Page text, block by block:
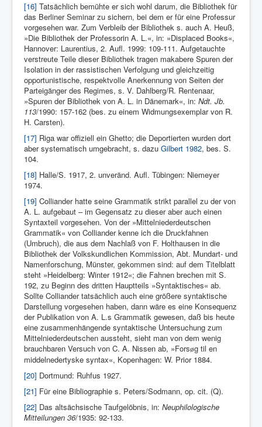
[16] Tatsächlich bemühte er sich wohl darum, die Bibliothek für
das Berliner Seminar zu sichern, bei dem er für eine Professur
vorgesehen war. Zum Verbleib der Bibliothek s. auch A. Heuß,
»Die Bibliothek der Professorin A. L.«, in: »Displaced Books«,
Hannover: Laurentius, 2. Aufl. 1999: 109-111. Aufgetauchte
verstreute Teile dieser Bibliothek tragen makabere Spuren der
Isolation in der rassistischen Verfolgung und gleichzeitig
opportunistische, respektvolle Anerkennung von Seiten der
Parteigänger des Regimes, s. V. Dahlberg/R. Rentenaar,
»Spuren der Bibliothek von A. L. in Däne­mark«, in: Ndt. Jb.
113/1990: 157-162 (bes. zu einem Widmungsexem­plar von R.
H. Carsten).
[17] Riga war offiziell ein Ghetto; die Deportierten wurden dort
aber systematisch umgebracht, s. dazu Gilbert 1982, bes. S.
104.
[18] Halle/S. 1917, 2. unveränd. Auf­l. Tübingen: Niemeyer
1974.
[19] Colliander hatte seine Grammatik strikt parallel zu der von
A. L. aufgebaut – im Gegensatz zu dieser aber auch einen
Syntaxteil vorgesehen. Von der »Mittelniederdeutschen
Grammatik« von Colliander kenne ich die Druckfahnen
(Umbruch), die aus dem Nachlaß von F. Holthausen in die
Bibliothek der Volkskundlichen Kommission, Abt. Mundart- und
Namenforschung, Münster, gekommen sind: auf dem Titelblatt
steht »Heidel­berg: Winter 1912«; die Fahnen brechen mit S.
192, zu Beginn des dritten Hauptteils »Syntaktisches« ab.
Sollte Colliander tatsächlich auch eine größere syntaktische
Darstellung vorgesehen haben, dann wäre es eine Konsequenz
der Publikation von A. L.s Grammatik gewesen, daß bis heute
eine zusammenhängende syntaktische Untersuchung zum
Mittelniederdeutschen aussteht, sieht man von dem wenig
brauchbaren Versuch von C. A. Nissen ab, »Forsøg til en
middelnedertyske syntax«, Kopenhagen: W. Prior 1884.
[20] Dortmund: Ruhfus 1927.
[21] Für eine Bibliographie s. Pe­ters/Sodmann, op. cit. (Q).
[22] Das altsächsische Taufgelöbnis, in: Neuphilologische
Mitteilungen 36/1935: 92-133.